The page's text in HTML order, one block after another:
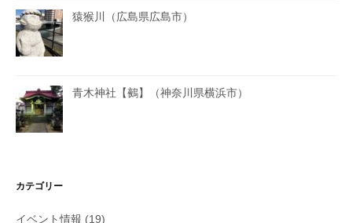
猿猴川（広島県広島市）
青木神社【鵺】（神奈川県横浜市）
カテゴリー
イベント情報 (19)